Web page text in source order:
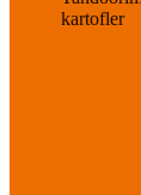
kartofler